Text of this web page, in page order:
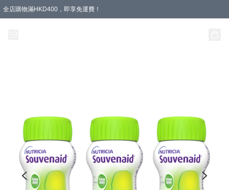
全店購物滿HKD400，即享免運費！